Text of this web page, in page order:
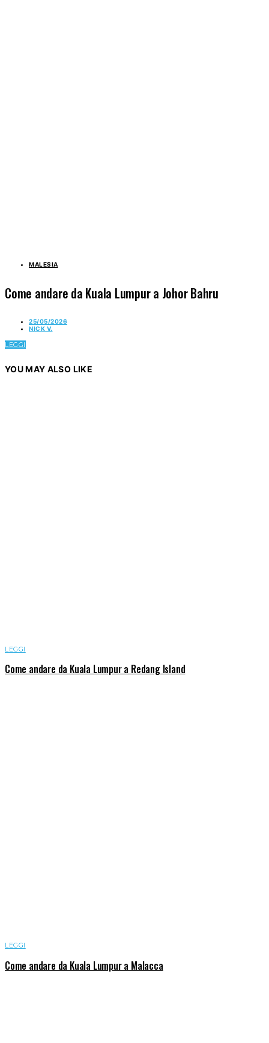
MALESIA
Come andare da Kuala Lumpur a Johor Bahru
25/05/2026
NICK V.
LEGGI
YOU MAY ALSO LIKE
LEGGI
Come andare da Kuala Lumpur a Redang Island
LEGGI
Come andare da Kuala Lumpur a Malacca